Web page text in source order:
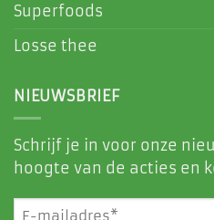
Superfoods
Losse thee
NIEUWSBRIEF
Schrijf je in voor onze
hoogte van de acties en
E-